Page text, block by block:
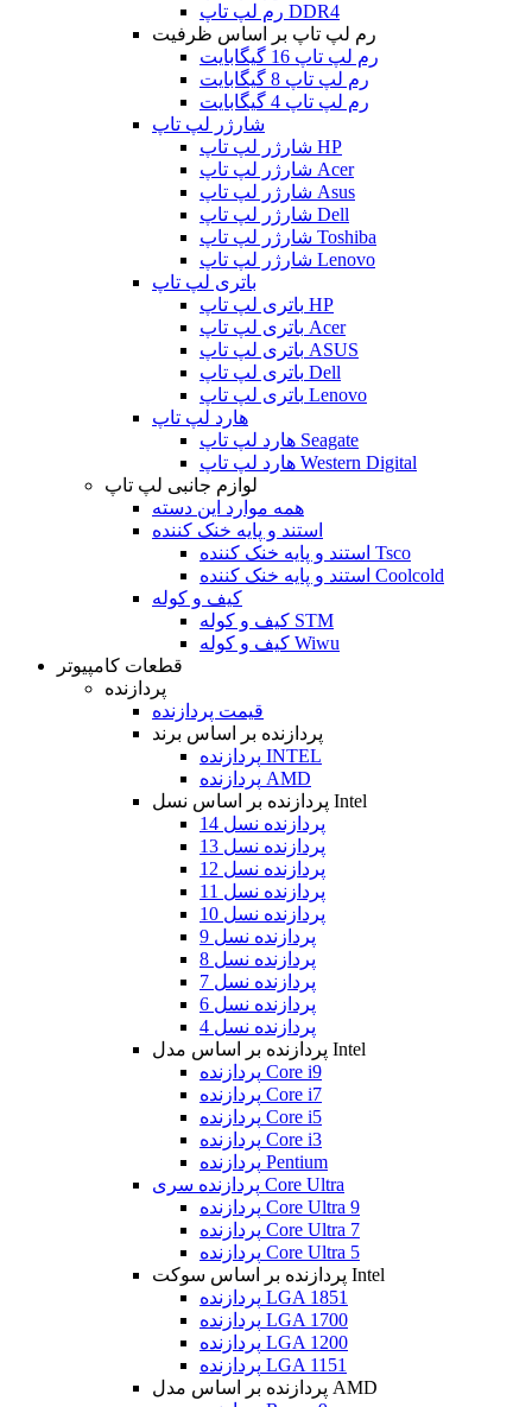
رم لپ تاپ DDR4
رم لپ تاپ بر اساس ظرفیت
رم لپ تاپ 16 گیگابایت
رم لپ تاپ 8 گیگابایت
رم لپ تاپ 4 گیگابایت
شارژر لپ تاپ
شارژر لپ تاپ HP
شارژر لپ تاپ Acer
شارژر لپ تاپ Asus
شارژر لپ تاپ Dell
شارژر لپ تاپ Toshiba
شارژر لپ تاپ Lenovo
باتری لپ تاپ
باتری لپ تاپ HP
باتری لپ تاپ Acer
باتری لپ تاپ ASUS
باتری لپ تاپ Dell
باتری لپ تاپ Lenovo
هارد لپ تاپ
هارد لپ تاپ Seagate
هارد لپ تاپ Western Digital
لوازم جانبی لپ تاپ
همه موارد این دسته
استند و پایه خنک کننده
استند و پایه خنک کننده Tsco
استند و پایه خنک کننده Coolcold
کیف و کوله
کیف و کوله STM
کیف و کوله Wiwu
قطعات کامپیوتر
پردازنده
قیمت پردازنده
پردازنده بر اساس برند
پردازنده INTEL
پردازنده AMD
پردازنده بر اساس نسل Intel
پردازنده نسل 14
پردازنده نسل 13
پردازنده نسل 12
پردازنده نسل 11
پردازنده نسل 10
پردازنده نسل 9
پردازنده نسل 8
پردازنده نسل 7
پردازنده نسل 6
پردازنده نسل 4
پردازنده بر اساس مدل Intel
پردازنده Core i9
پردازنده Core i7
پردازنده Core i5
پردازنده Core i3
پردازنده Pentium
پردازنده سری Core Ultra
پردازنده Core Ultra 9
پردازنده Core Ultra 7
پردازنده Core Ultra 5
پردازنده بر اساس سوکت Intel
پردازنده LGA 1851
پردازنده LGA 1700
پردازنده LGA 1200
پردازنده LGA 1151
پردازنده بر اساس مدل AMD